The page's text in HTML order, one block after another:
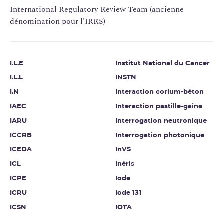
International Regulatory Review Team (ancienne
dénomination pour l'IRRS)
I.L.E
I.L.L
I.N
IAEC
IARU
ICCRB
ICEDA
ICL
ICPE
ICRU
ICSN
Institut National du Cancer
INSTN
Interaction corium-béton
Interaction pastille-gaine
Interrogation neutronique
Interrogation photonique
InVS
Inéris
Iode
Iode 131
IOTA